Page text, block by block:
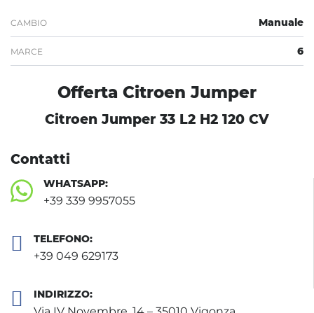
CAMBIO Manuale
MARCE 6
Offerta Citroen Jumper
Citroen Jumper 33 L2 H2 120 CV
Contatti
WHATSAPP:
+39 339 9957055
TELEFONO:
+39 049 629173
INDIRIZZO: